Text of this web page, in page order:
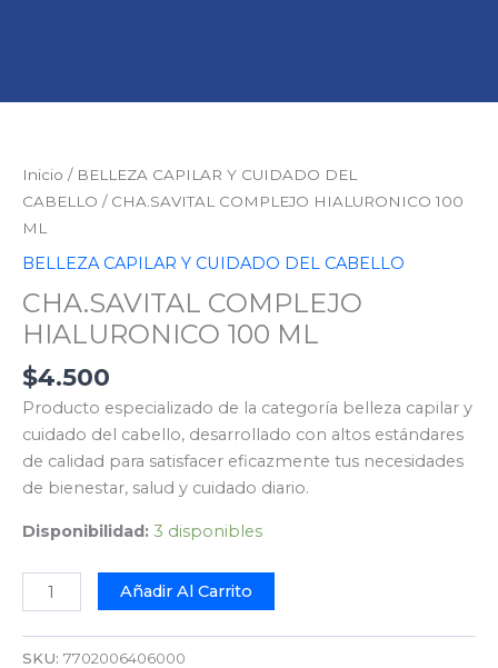
Inicio / BELLEZA CAPILAR Y CUIDADO DEL
CABELLO / CHA.SAVITAL COMPLEJO HIALURONICO 100
ML
BELLEZA CAPILAR Y CUIDADO DEL CABELLO
CHA.SAVITAL COMPLEJO
HIALURONICO 100 ML
$4.500
Producto especializado de la categoría belleza capilar y
cuidado del cabello, desarrollado con altos estándares
de calidad para satisfacer eficazmente tus necesidades
de bienestar, salud y cuidado diario.
Disponibilidad: 3 disponibles
HIALURONICO
100
ML
Añadir Al Carrito
SKU: 7702006406000